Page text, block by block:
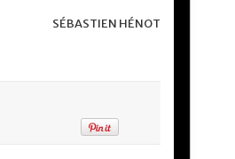
SÉBASTIEN HÉNOT